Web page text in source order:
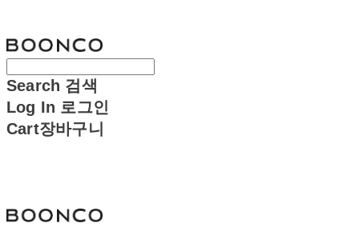
Search 검색
Log In 로그인
Cart장바구니